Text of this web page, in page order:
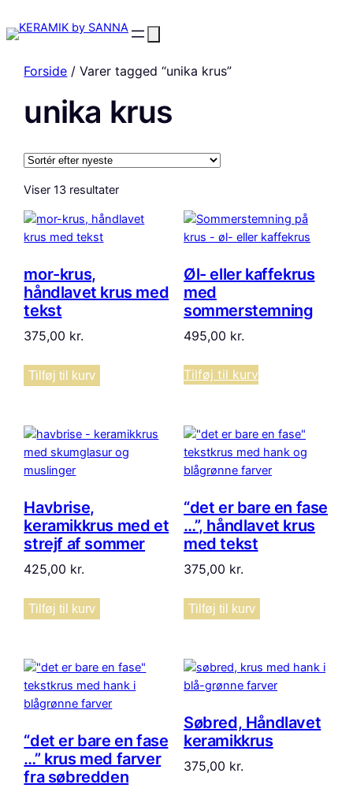
Forside / Varer tagged “unika krus”
unika krus
Viser 13 resultaterSorteret
seneste
mor-krus,
håndlavet krus med
tekst
375,00 kr.
Tilføj til kurv
Øl- eller kaffekrus
med
sommerstemning
495,00 kr.
Tilføj til kurv
Havbrise,
keramikkrus med et
strejf af sommer
425,00 kr.
Tilføj til kurv
“det er bare en fase
…”, håndlavet krus
med tekst
375,00 kr.
Tilføj til kurv
“det er bare en fase
…” krus med farver
fra søbredden
Søbred, Håndlavet
keramikkrus
375,00 kr.